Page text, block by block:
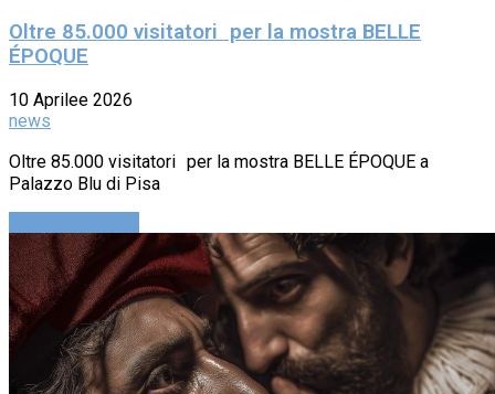
Oltre 85.000 visitatori per la mostra BELLE
ÉPOQUE
10 Aprilee 2026
news
Oltre 85.000 visitatori per la mostra BELLE ÉPOQUE a
Palazzo Blu di Pisa